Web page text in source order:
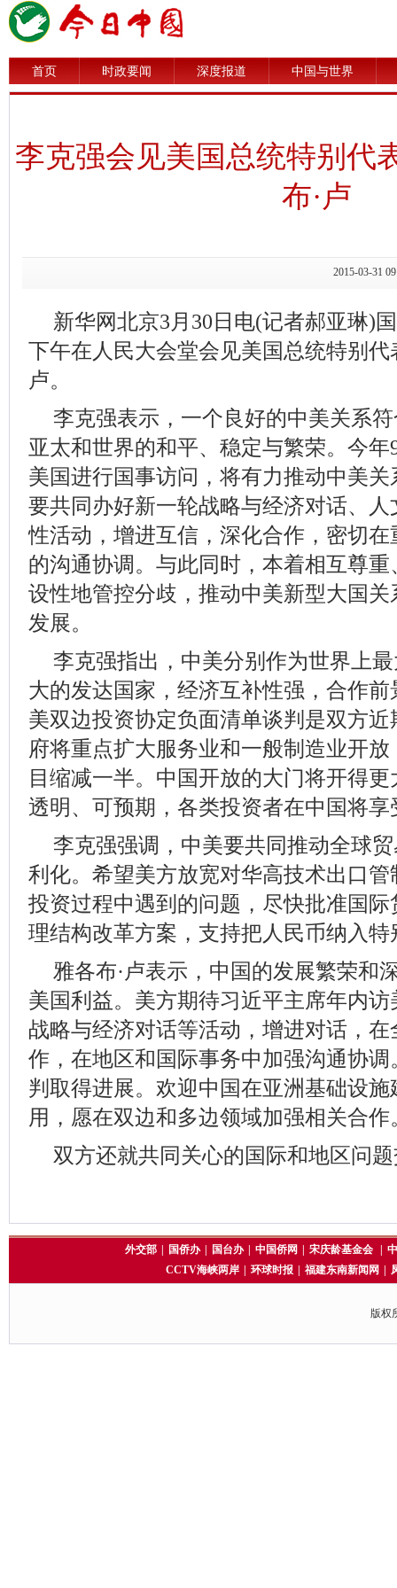
首页 时政要闻 深度报道 中国与世界
李克强会见美国总统特别代
布·卢
2015-03-31
新华网北京3月30日电(记者郝亚琳)
下午在人民大会堂会见美国总统特别代
卢。
李克强表示，一个良好的中美关系
亚太和世界的和平、稳定与繁荣。今
美国进行国事访问，将有力推动中美
要共同办好新一轮战略与经济对话、
性活动，增进互信，深化合作，密切
的沟通协调。与此同时，本着相互尊
设性地管控分歧，推动中美新型大国
发展。
李克强指出，中美分别作为世界上
大的发达国家，经济互补性强，合作
美双边投资协定负面清单谈判是双方
府将重点扩大服务业和一般制造业开
目缩减一半。中国开放的大门将开得
透明、可预期，各类投资者在中国将
李克强强调，中美要共同推动全球
利化。希望美方放宽对华高技术出口
投资过程中遇到的问题，尽快批准国
理结构改革方案，支持把人民币纳入特
雅各布·卢表示，中国的发展繁荣和
美国利益。美方期待习近平主席年内
战略与经济对话等活动，增进对话，
作，在地区和国际事务中加强沟通协
判取得进展。欢迎中国在亚洲基础设
用，愿在双边和多边领域加强相关合作
双方还就共同关心的国际和地区问
外交部 国侨办 国台办 中国侨网 宋庆龄基金会
CCTV海峡两岸
环球时报 福建东南新闻网
版权